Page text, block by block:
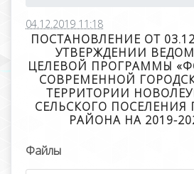
04.12.2019 11:18
ПОСТАНОВЛЕНИЕ ОТ
УТВЕРЖДЕНИИ
ЦЕЛЕВОЙ ПРОГРАММЫ
СОВРЕМЕННОЙ
ТЕРРИТОРИИ
СЕЛЬСКОГО ПОСЕЛЕНИЯ
РАЙОНА НА 2019-
Файлы